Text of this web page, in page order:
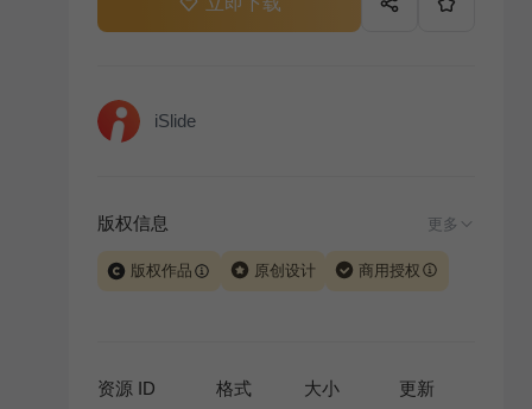
iSlide
版权信息 更多
版权作品 原创设计 商用授权
版权声明
条款，禁止任何形式的转让、出售或出租，未
资源 ID 格式 大小 更新